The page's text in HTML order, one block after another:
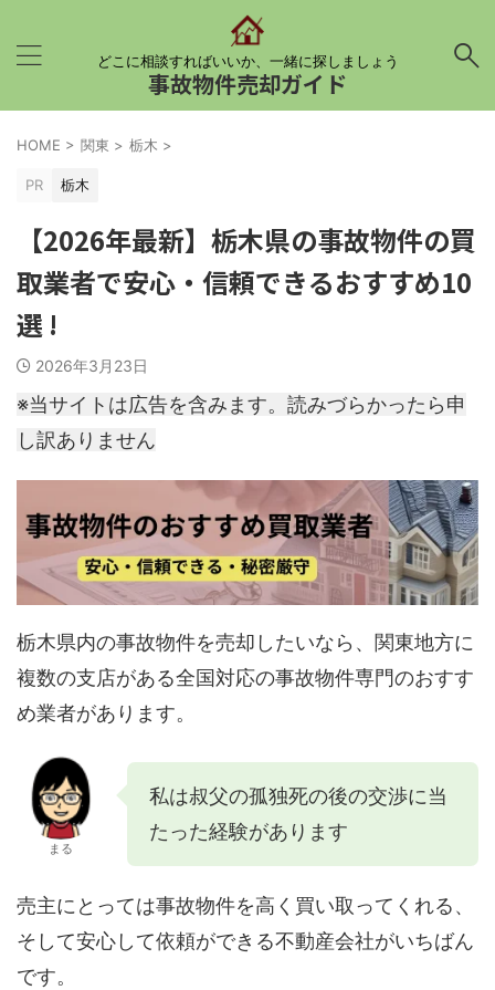
どこに相談すればいいか、一緒に探しましょう
事故物件売却ガイド
HOME > 関東 > 栃木 >
PR 栃木
【2026年最新】栃木県の事故物件の買
取業者で安心・信頼できるおすすめ10
選 !
2026年3月23日
※当サイトは広告を含みます。読みづらかったら申
し訳ありません
栃木県内の事故物件を売却したいなら、関東地方に
複数の支店がある全国対応の事故物件専門のおすす
め業者があります。
まる
私は叔父の孤独死の後の交渉に当
たった経験があります
売主にとっては事故物件を高く買い取ってくれる、
そして安心して依頼ができる不動産会社がいちばん
です。